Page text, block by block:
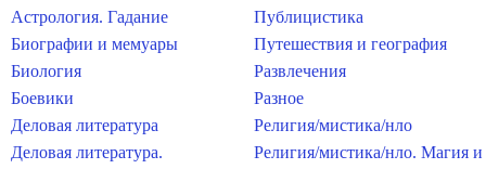
Астрология. Гадание
Биографии и мемуары
Биология
Боевики
Деловая литература
Деловая литература.
Публицистика
Путешествия и география
Развлечения
Разное
Религия/мистика/нло
Религия/мистика/нло. Магия и